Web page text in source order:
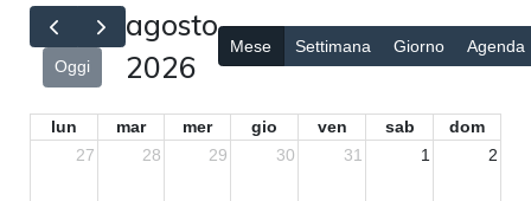
Oggi
agosto
2026
Mese Settimana Giorno Agenda
lun mar mer gio ven sab
dom
27
28 29 30 31 1 2